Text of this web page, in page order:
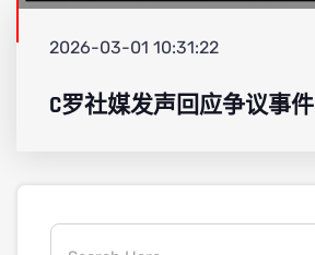
2026-03-01 10:31:22
C罗社媒发声回应争议事件